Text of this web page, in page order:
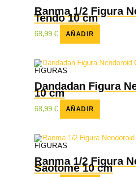
Ranma 1/2 Figura
Tendo 10 cm
68,99 € AÑADIR
FIGURAS
Dandadan Figura
10 cm
68,99 € AÑADIR
FIGURAS
Ranma 1/2 Figura
Saotome 10 cm